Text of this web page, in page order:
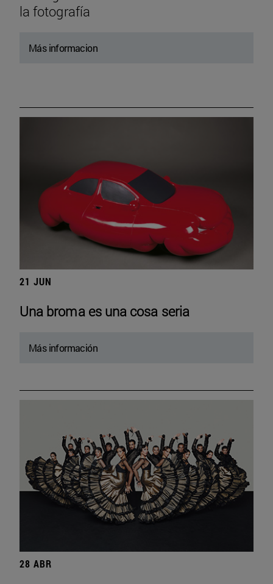
la fotografía
Más informacion
21 JUN
Una broma es una cosa seria
Más información
28 ABR